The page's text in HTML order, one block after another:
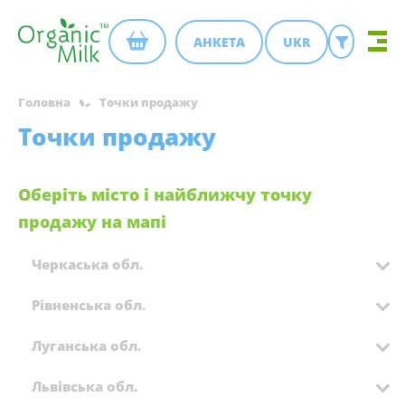
АНКЕТА UKR
Головна Точки продажу
Точки продажу
Оберіть місто і найближчу точку
продажу на мапі
Черкаська обл.
Рівненська обл.
Луганська обл.
Львівська обл.